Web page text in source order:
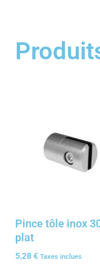
Pince tôle inox
plat
5,28€ Taxes inclues